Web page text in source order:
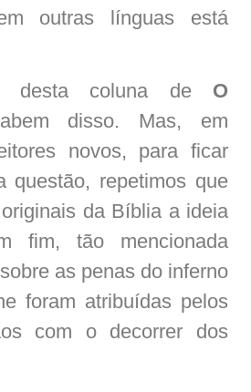
outras línguas está
desta coluna de O
disso. Mas, em
novos, para ficar
questão, repetimos que
da Bíblia a ideia
fim, tão mencionada
as penas do inferno
foram atribuídas pelos
com o decorrer dos